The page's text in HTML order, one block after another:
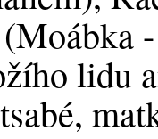
lidu